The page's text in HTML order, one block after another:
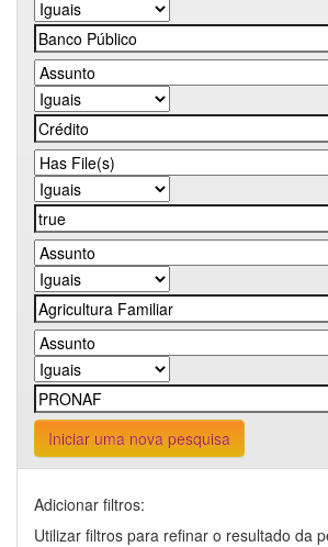
Iniciar uma nova pesquisa
Adicionar filtros:
Utilizar filtros para refinar o resultado da